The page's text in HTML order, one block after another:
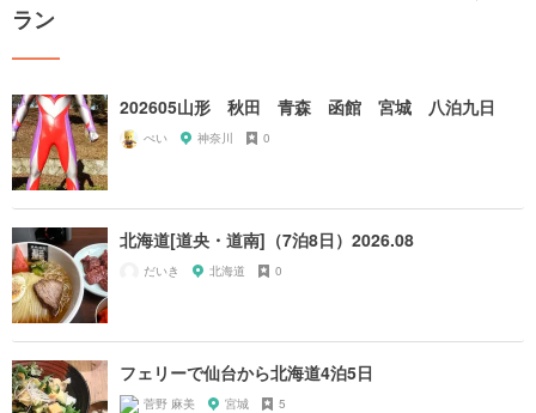
ラン
202605山形 秋田 青森 函館 宮城 八泊九日
ぺい 神奈川 0
北海道[道央・道南]（7泊8日）2026.08
だいき 北海道 0
フェリーで仙台から北海道4泊5日
菅野 麻美 宮城 5